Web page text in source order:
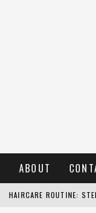
ABOUT
HAIRCARE ROUTINE: